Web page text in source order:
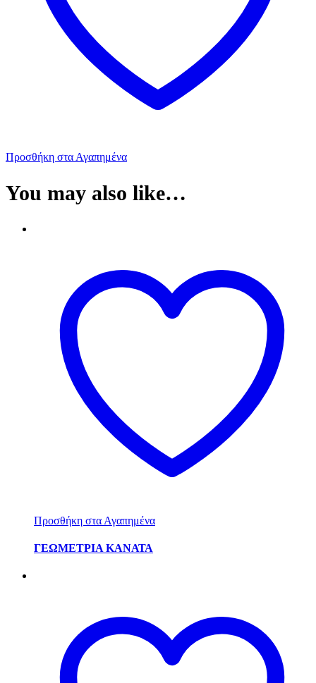
Προσθήκη στα Αγαπημένα
You may also like…
Προσθήκη στα Αγαπημένα
ΓΕΩΜΕΤΡΙΑ ΚΑΝΑΤΑ